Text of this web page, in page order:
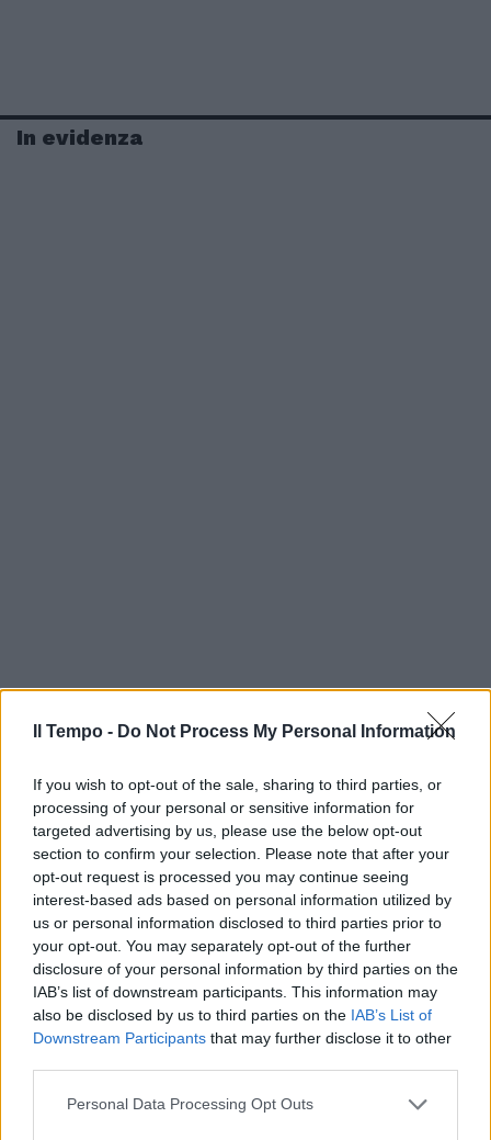
Il Tempo - Do Not Process My Personal Information
If you wish to opt-out of the sale, sharing to third parties, or
processing of your personal or sensitive information for
targeted advertising by us, please use the below opt-out
section to confirm your selection. Please note that after your
opt-out request is processed you may continue seeing
interest-based ads based on personal information utilized by
us or personal information disclosed to third parties prior to
your opt-out. You may separately opt-out of the further
disclosure of your personal information by third parties on the
IAB’s list of downstream participants. This information may
also be disclosed by us to third parties on the IAB’s List of
Downstream Participants that may further disclose it to other
Personal Data Processing Opt Outs
In evidenza